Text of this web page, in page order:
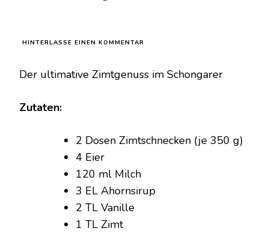
HINTERLASSE EINEN KOMMENTAR
AUS
Der ultimative Zimtgenuss im Schongarer
Zutaten:
2 Dosen Zimtschnecken (je 350 g)
4 Eier
120 ml Milch
3 EL Ahornsirup
2 TL Vanille
1 TL Zimt